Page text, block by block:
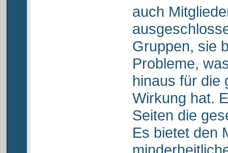
auch
Gruppen, sie
Probleme,
hinaus für die
Wirkung hat.
Seiten die
Es bietet den